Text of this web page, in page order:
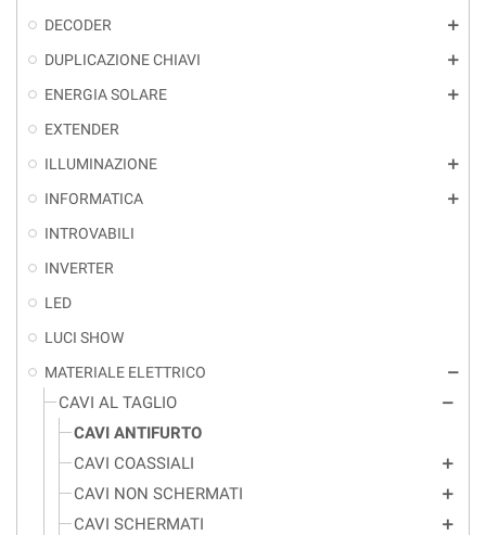
DECODER
add
DUPLICAZIONE CHIAVI add
ENERGIA SOLARE add
EXTENDER
ILLUMINAZIONE
add
INFORMATICA add
INTROVABILI
INVERTER
LED
LUCI SHOW
MATERIALE ELETTRICO
remove
CAVI AL TAGLIO remove
CAVI ANTIFURTO
CAVI COASSIALI
add
CAVI NON SCHERMATI add
CAVI SCHERMATI add